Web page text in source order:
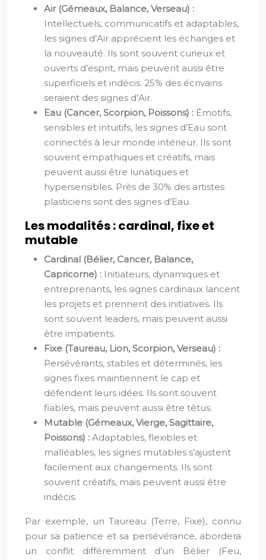
Air (Gémeaux, Balance, Verseau) :
Intellectuels, communicatifs et adaptables,
les signes d’Air apprécient les échanges et
la nouveauté. Ils sont souvent curieux et
ouverts d’esprit, mais peuvent aussi être
superficiels et indécis. 25% des écrivains
seraient des signes d’Air.
Eau (Cancer, Scorpion, Poissons) : Émotifs,
sensibles et intuitifs, les signes d’Eau sont
connectés à leur monde intérieur. Ils sont
souvent empathiques et créatifs, mais
peuvent aussi être lunatiques et
hypersensibles. Près de 30% des artistes
plasticiens sont des signes d’Eau.
Les modalités : cardinal, fixe et
mutable
Cardinal (Bélier, Cancer, Balance,
Capricorne) : Initiateurs, dynamiques et
entreprenants, les signes cardinaux lancent
les projets et prennent des initiatives. Ils
sont souvent leaders, mais peuvent aussi
être impatients.
Fixe (Taureau, Lion, Scorpion, Verseau) :
Persévérants, stables et déterminés, les
signes fixes maintiennent le cap et
défendent leurs idées. Ils sont souvent
fiables, mais peuvent aussi être têtus.
Mutable (Gémeaux, Vierge, Sagittaire,
Poissons) : Adaptables, flexibles et
malléables, les signes mutables s’ajustent
facilement aux changements. Ils sont
souvent créatifs, mais peuvent aussi être
indécis.
Par exemple, un Taureau (Terre, Fixe), connu
pour sa patience et sa persévérance, abordera
un conflit différemment d’un Bélier (Feu,